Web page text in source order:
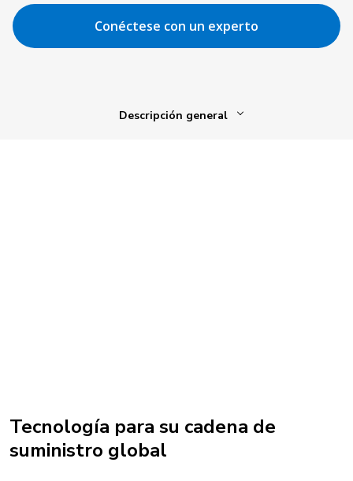
Conéctese con un experto
Descripción general
Tecnología para su cadena de
suministro global